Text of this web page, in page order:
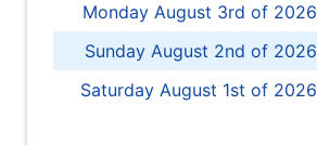
Monday August 3rd of 2026
Sunday August 2nd of 2026
Saturday August 1st of 2026